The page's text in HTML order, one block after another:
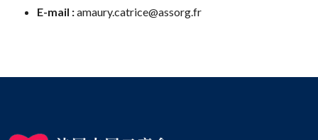
E-mail :amaury.catrice@assorg.fr